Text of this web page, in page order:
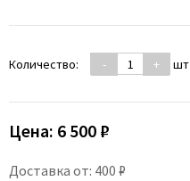
Количество: - + шт
Цена: 6 500 ₽
Доставка от: 400 ₽